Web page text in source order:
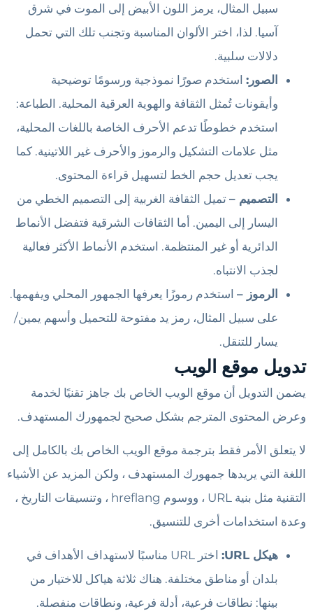
سبيل المثال، يرمز اللون الأبيض إلى الموت في شرق
آسيا. لذا، اختر الألوان المناسبة وتجنب تلك التي تحمل
دلالات سلبية.
الصور: استخدم صورًا نموذجية ورسومًا توضيحية
وأيقونات تُمثل الثقافة والهوية العرقية المحلية. الطباعة:
استخدم خطوطًا تدعم الأحرف الخاصة باللغات المحلية،
مثل علامات التشكيل والرموز والأحرف غير اللاتينية. كما
يجب تعديل حجم الخط لتسهيل قراءة المحتوى.
التصميم – تميل الثقافة الغربية إلى التصميم الخطي من
اليسار إلى اليمين. أما الثقافات الشرقية فتفضل الأنماط
الدائرية أو غير المنتظمة. استخدم الأنماط الأكثر فعالية
لجذب الانتباه.
الرموز – استخدم رموزًا يعرفها الجمهور المحلي ويفهمها.
على سبيل المثال، رمز يد مفتوحة للتحميل وأسهم يمين/
يسار للتنقل.
تدويل موقع الويب
يضمن التدويل أن موقع الويب الخاص بك جاهز تقنيًا لخدمة
وعرض المحتوى المترجم بشكل صحيح لجمهورك المستهدف.
لا يتعلق الأمر فقط بترجمة موقع الويب الخاص بك بالكامل إلى
اللغة التي يريدها جمهورك المستهدف ، ولكن المزيد عن الأشياء
التقنية مثل بنية URL ، ووسوم hreflang ، وتنسيقات التاريخ ،
وعدة استخدامات أخرى للتنسيق.
هيكل URL:
اختر URL مناسبًا لاستهداف الأهداف في
بلدان أو مناطق مختلفة. هناك ثلاثة هياكل للاختيار من
بينها: نطاقات فرعية، أدلة فرعية، ونطاقات منفصلة.